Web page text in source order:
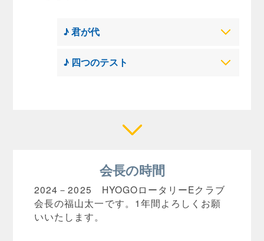
♪ 君が代
♪ 四つのテスト
会長の時間
2024－2025 HYOGOロータリーEクラブ
会長の福山太一です。1年間よろしくお願
いいたします。